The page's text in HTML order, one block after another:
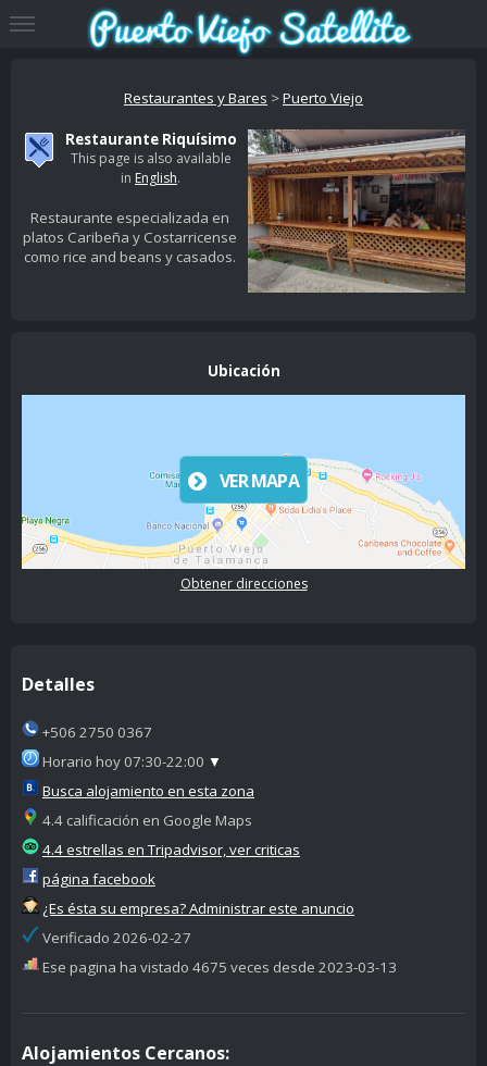
Restaurantes y Bares >Puerto Viejo
Restaurante Riquísimo
This page is also available
in English.
Restaurante especializada en
platos Caribeña y Costarricense
como rice and beans y casados.
Ubicación
VER MAPA
Obtener direcciones
Detalles
+506 2750 0367
Horario hoy 07:30-22:00 ▼
Busca alojamiento en esta zona
4.4 calificación en Google Maps
4.4 estrellas en Tripadvisor, ver criticas
página facebook
¿Es ésta su empresa? Administrar este anuncio
Verificado 2026-02-27
Ese pagina ha vistado 4675 veces desde 2023-03-13
Alojamientos Cercanos: